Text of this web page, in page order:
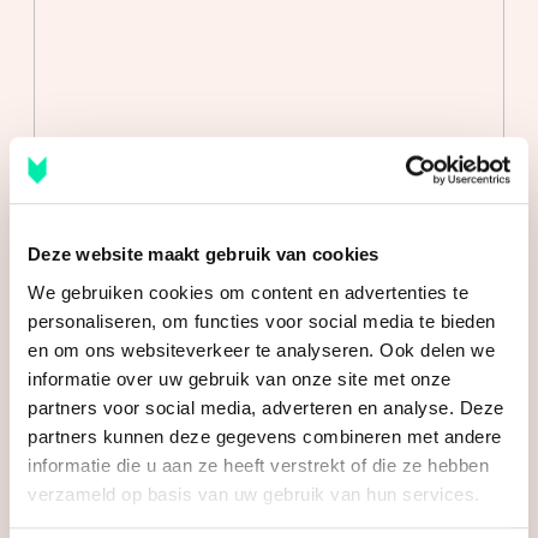
Deze website maakt gebruik van cookies
We gebruiken cookies om content en advertenties te
personaliseren, om functies voor social media te bieden
en om ons websiteverkeer te analyseren. Ook delen we
informatie over uw gebruik van onze site met onze
partners voor social media, adverteren en analyse. Deze
partners kunnen deze gegevens combineren met andere
informatie die u aan ze heeft verstrekt of die ze hebben
verzameld op basis van uw gebruik van hun services.
verdiepingen. Je kan gelijkvloers wonen met een
begane grond. Daarnaast is er op de eerste
verdieping een extra slaapkamer, tweede toilet en
techniekruimte.
– De overige appartementen van het type Royale
bevinden zich ook in het Valleigebouw. Deze Royales
hebben alle ruimtes op één niveau en een inpandige
berging. Erg handig om je spullen in je woning te
kunnen opbergen!
Energie
glas, muurisolatie,
vloerisolatie, volledig
geisoleerd
warmte terugwininstallatie,
warmtepomp
Warm water
Elektrische boiler eigendom